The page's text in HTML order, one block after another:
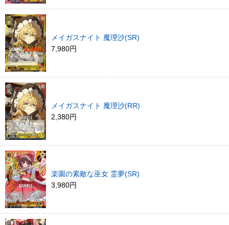
メイガスナイト 魔理沙(SR)
7,980円
メイガスナイト 魔理沙(RR)
2,380円
楽園の素敵な巫女 霊夢(SR)
3,980円